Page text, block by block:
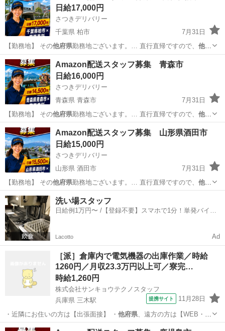
日給17,000円
さつきデリバリー
千葉県 柏市
7月31日
【勤務地】 その他府県勤務地ございます。… 直行直帰ですので、 他府
県
にお住まいでも問題… 【勤務地】 その他府県勤務地ございます。…
直行直帰ですので、他府県にお住まいでも問題…
千葉 柏市 スタッフ
Amazon配送スタッフ募集 青森市
日給16,000円
さつきデリバリー
青森県 青森市
7月31日
【勤務地】 その他府県勤務地ございます。… 直行直帰ですので、 他府
県
にお住まいでも問題… 【勤務地】 その他府県勤務地ございます。…
直行直帰ですので、他府県にお住まいでも問題…
青森 青森市 スタッフ
Amazon配送スタッフ募集 山形県酒田市
日給15,000円
さつきデリバリー
山形県 酒田市
7月31日
【勤務地】 その他府県勤務地ございます。… 直行直帰ですので、 他府
県
にお住まいでも問題… 【勤務地】 その他府県勤務地ございます。…
直行直帰ですので、他府県にお住まいでも問題…
山形 酒田市 物流
洗い場スタッフ
日給例1万円〜 /【登録不要】スマホで1分！単発バイト
Lacotto Ad
［派］倉庫内で電気機器の出庫作業／時給
1260円／月収23.3万円以上可／寮完…
時給1,260円
株式会社サンキョウテクノスタッフ
兵庫県 三木駅
提携サイト 11月28日
・近隣にお住いの方は【出張面接】 ・ 他府県、遠方の方は【WEB・
TEL面接】 …
兵庫 三木市 工場